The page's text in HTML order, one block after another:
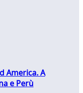
America. A
e Perù